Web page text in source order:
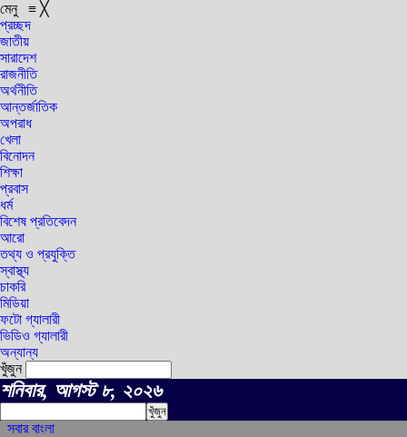
মেনু ≡ ╳
প্রচ্ছদ
জাতীয়
সারাদেশ
রাজনীতি
অর্থনীতি
আন্তর্জাতিক
অপরাধ
খেলা
বিনোদন
শিক্ষা
প্রবাস
ধর্ম
বিশেষ প্রতিবেদন
আরো
তথ্য ও প্রযুক্তি
স্বাস্থ্য
চাকরি
মিডিয়া
ফটো গ্যালারী
ভিডিও গ্যালারী
অন্যান্য
খুঁজুন
শনিবার, আগস্ট ৮, ২০২৬
সবার বাংলা